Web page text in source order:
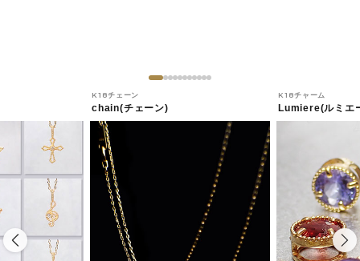
K18チェーン
chain(チェーン)
K18チャーム
Lumiere(ルミエ